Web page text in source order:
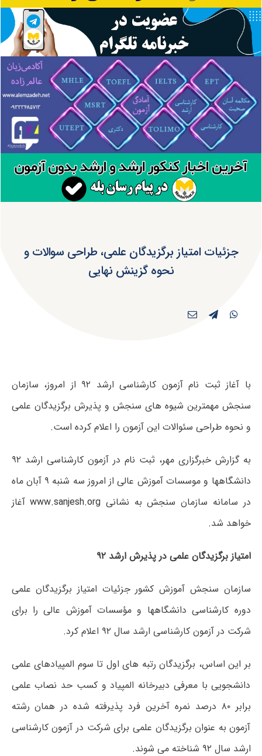
جزئیات امتیاز برگزیدگان علمی، طراحی سوالات و
نحوه گزینش نهایی
با آغاز ثبت نام آزمون کارشناسی ارشد ۹۲ از امروز، سازمان
سنجش مهمترین شیوه های سنجش و پذیرش برگزیدگان علمی
و نحوه طراحی سئوالات این آزمون را اعلام کرده است.
به گزارش خبرگزاری مهر، ثبت نام در آزمون کارشناسی ارشد ۹۲
دانشگاهها و موسسات آموزش عالی از امروز سه شنبه ۹ آبان ماه
در سامانه سازمان سنجش به نشانی www.sanjesh.orgآغاز
خواهد شد.
امتیاز برگزیدگان علمی در پذیرش ارشد ۹۲
سازمان سنجش آموزش کشور جزئیات امتیاز برگزیدگان علمی
دوره کارشناسی دانشگاهها و مؤسسات آموزش عالی را برای
شرکت در آزمون کارشناسی ارشد سال ۹۲ اعلام کرد.
بر این اساس، برگزیدگان رتبه های اول تا سوم المپیادهای علمی
دانشجویی با معرفی دبیرخانه المپیاد و کسب حد نصاب علمی
برابر ۸۰ درصد نمره آخرین فرد پذیرفته شده در همان رشته
آزمون به عنوان برگزیدگان علمی برای شرکت در آزمون کارشناسی
ارشد سال ۹۲ شناخته می شوند.